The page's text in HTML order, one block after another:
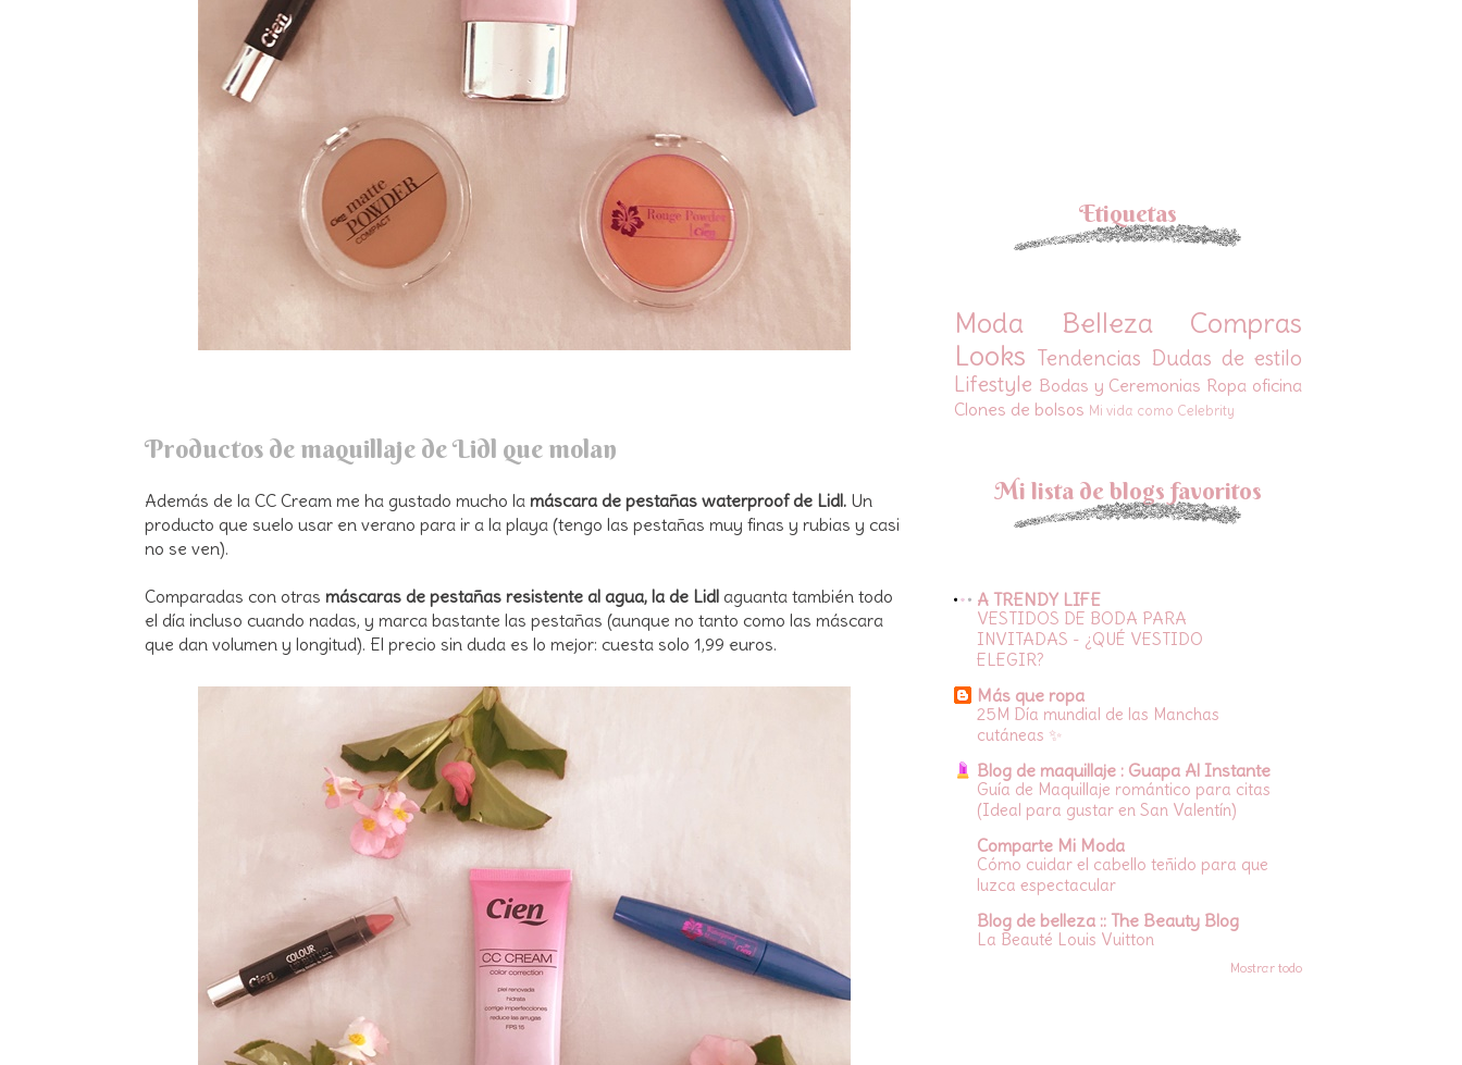
Productos de maquillaje de Lidl que molan
Además de la CC Cream me ha gustado mucho la máscara de pestañas waterproof de Lidl. Un
producto que suelo usar en verano para ir a la playa (tengo las pestañas muy finas y rubias y casi
no se ven).
Comparadas con otras máscaras de pestañas resistente al agua, la de Lidl aguanta también todo
el día incluso cuando nadas, y marca bastante las pestañas (aunque no tanto como las máscara
que dan volumen y longitud). El precio sin duda es lo mejor: cuesta solo 1,99 euros.
Etiquetas
Moda Belleza
Compras
Looks Tendencias Dudas de estilo
Lifestyle Bodas y Ceremonias Ropa oficina
Clones de bolsos Mi vida como Celebrity
Mi lista de blogs favoritos
A TRENDY LIFE
VESTIDOS DE BODA PARA
INVITADAS - ¿QUÉ VESTIDO
ELEGIR?
Más que ropa
25M Día mundial de las Manchas
cutáneas ✨
Blog de maquillaje : Guapa Al Instante
Guía de Maquillaje romántico para citas
(Ideal para gustar en San Valentín)
Comparte Mi Moda
Cómo cuidar el cabello teñido para que
luzca espectacular
Blog de belleza :: The Beauty Blog
La Beauté Louis Vuitton
Mostrar todo